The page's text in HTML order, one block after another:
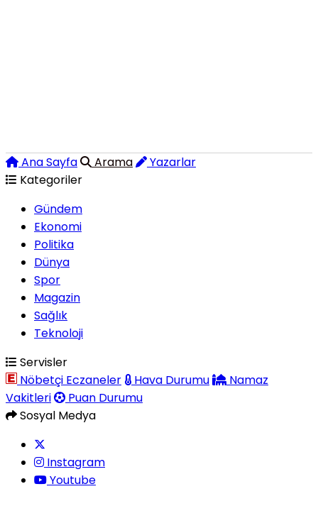
Ana Sayfa Arama
Yazarlar
Kategoriler
Gündem
Ekonomi
Politika
Dünya
Spor
Magazin
Sağlık
Teknoloji
Servisler
Nöbetçi Eczaneler
Hava Durumu
Namaz
Vakitleri
Puan Durumu
Sosyal Medya
Instagram
Youtube